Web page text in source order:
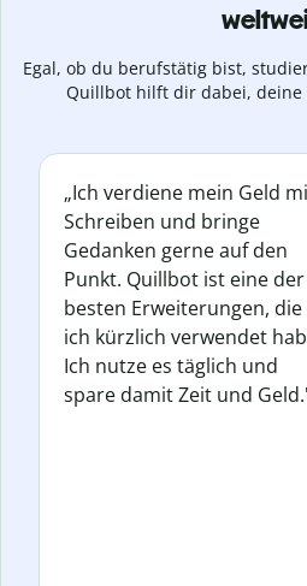
Egal, ob du berufstätig bist,
Quillbot hilft dir dabei, deine
„Ich verdiene mein Geld
Schreiben und bringe
Gedanken gerne auf den
Punkt. Quillbot ist eine der
besten Erweiterungen, die
ich kürzlich verwendet
Ich nutze es täglich und
spare damit Zeit und